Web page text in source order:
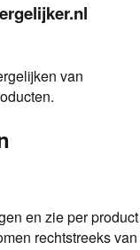
van
en zie per product
rechtstreeks van